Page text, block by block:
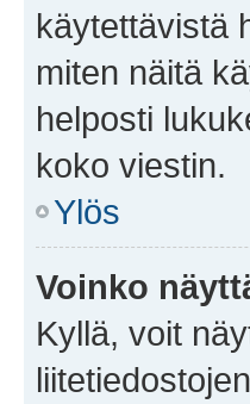
käytettävistä
miten näitä
helposti
koko viestin.
Ylös
Voinko
Kyllä, voit